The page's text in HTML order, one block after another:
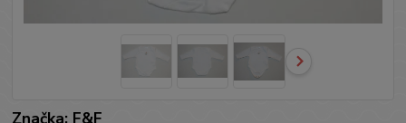
Značka: F&F